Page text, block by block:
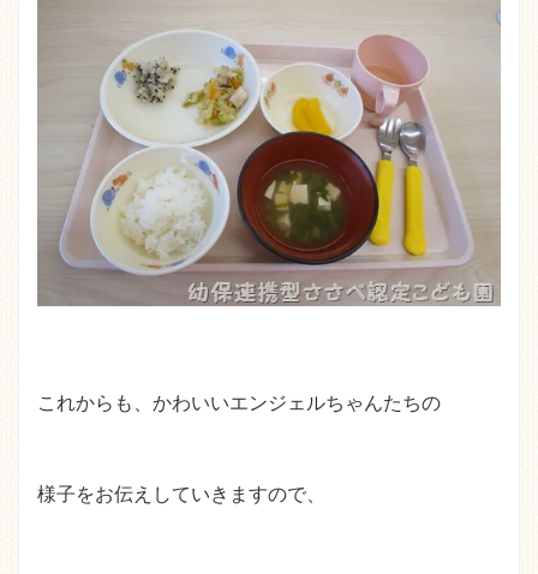
これからも、かわいいエンジェルちゃんたちの
様子をお伝えしていきますので、